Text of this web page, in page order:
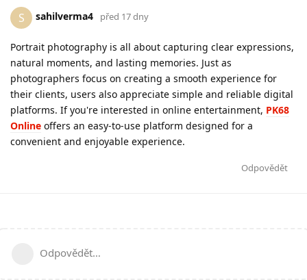
S sahilverma4 před 17 dny
Portrait photography is all about capturing clear expressions,
natural moments, and lasting memories. Just as
photographers focus on creating a smooth experience for
their clients, users also appreciate simple and reliable digital
platforms. If you're interested in online entertainment, PK68
Online offers an easy-to-use platform designed for a
convenient and enjoyable experience.
Odpovědět
Odpovědět…